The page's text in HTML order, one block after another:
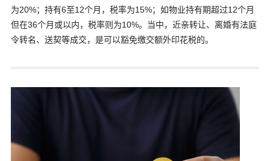
为20%；持有6至12个月，税率为15%；如物业持有期超过12个月
但在36个月或以内，税率则为10%。当中，近亲转让、离婚有法庭
令转名、送契等成交，是可以豁免缴交额外印花税的。